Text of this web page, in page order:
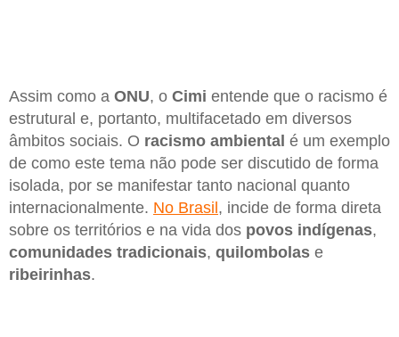
Assim como a ONU, o Cimi entende que o racismo é
estrutural e, portanto, multifacetado em diversos
âmbitos sociais. O racismo ambiental é um exemplo
de como este tema não pode ser discutido de forma
isolada, por se manifestar tanto nacional quanto
internacionalmente. No Brasil , incide de forma direta
sobre os territórios e na vida dos povos indígenas,
comunidades tradicionais, quilombolas e
ribeirinhas.